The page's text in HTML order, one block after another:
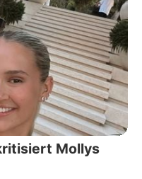
Mollys